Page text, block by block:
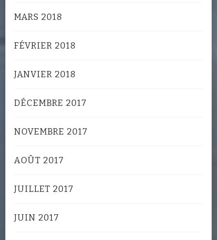
MARS 2018
FÉVRIER 2018
JANVIER 2018
DÉCEMBRE 2017
NOVEMBRE 2017
AOÛT 2017
JUILLET 2017
JUIN 2017